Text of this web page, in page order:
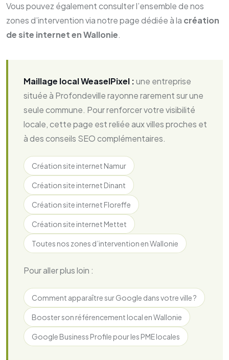
Vous pouvez également consulter l’ensemble de nos
zones d’intervention via notre page dédiée à la création
de site internet en Wallonie.
Maillage local WeaselPixel :une entreprise
située à Profondeville rayonne rarement sur une
seule commune. Pour renforcer votre visibilité
locale, cette page est reliée aux villes proches et
à des conseils SEO complémentaires.
Création site internet Namur
Création site internet Dinant
Création site internet Floreffe
Création site internet Mettet
Toutes nos zones d’intervention en Wallonie
Pour aller plus loin :
Comment apparaître sur Google dans votre ville ?
Booster son référencement local en Wallonie
Google Business Profile pour les PME locales